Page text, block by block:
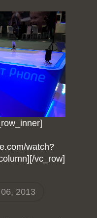
watch?
vc_row]
2013
Tutorial
Raspberry pi
Interactive Design
Robotics
Contact
Summit Your